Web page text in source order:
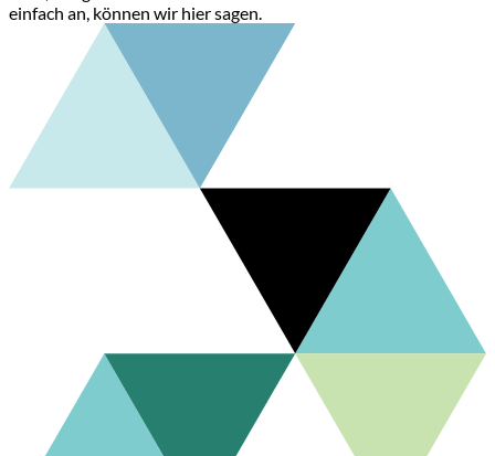
einfach an, können wir hier sagen.